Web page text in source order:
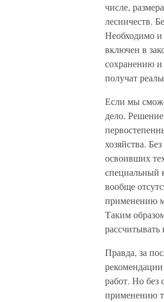
числе,
лесничеств.
Необходимо и
включен в
сохранению и
получат
Если мы
дело.
хозяйства.
освоивших
специальный
вообще
применению
Таким
рассчитывать
Правда, за
работ. Но без
применению